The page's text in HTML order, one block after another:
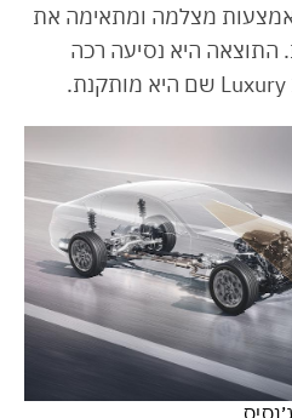
מצלמה ומתאימה את
היא נסיעה רכה